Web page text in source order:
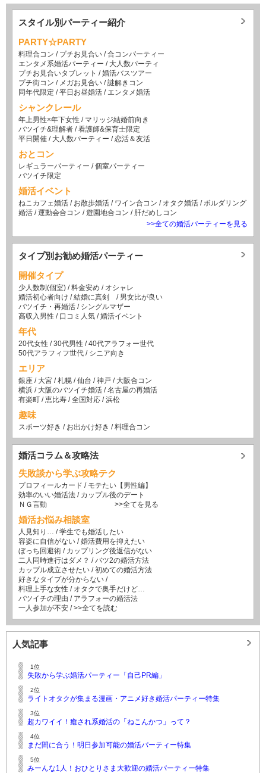
スタイル別パーティー紹介
PARTY☆PARTY
料理合コン / プチお見合い /合コンパーティー
エンタメ系婚活パーティー / 大人数パーティ
プチお見合いタブレット /婚活バスツアー
プチ街コン / メガお見合い /謎解きコン
同年代限定 /平日お昼婚活 / エンタメ婚活
シャンクレール
年上男性×年下女性 / マリッジ結婚前向き
バツイチ&理解者 /看護師&保育士限定
平日開催 / 大人数パーティー /恋活＆友活
おとコン
レギュラーパーティー /個室パーティー
バツイチ限定
婚活イベント
ねこカフェ婚活 / お散歩婚活 / ワイン合コン / オタク婚活 / ボルダリング
婚活 /運動会合コン /遊園地合コン / 肝だめしコン
>>全ての婚活パーティーを見る
タイプ別お勧め婚活パーティー
開催タイプ
少人数制(個室) /料金安め / オシャレ
婚活初心者向け /結婚に真剣 / 男女比が良い
バツイチ・再婚活 / シングルマザー
高収入男性 / 口コミ人気 /婚活イベント
年代
20代女性 /30代男性 /40代アラフォー世代
50代アラフィフ世代 / シニア向き
エリア
銀座 / 大宮 /札幌 /仙台 /神戸 / 大阪合コン
横浜 / 大阪のバツイチ婚活 /名古屋の再婚活
有楽町 /恵比寿 /全国対応 /浜松
趣味
スポーツ好き / お出かけ好き /料理合コン
婚活コラム＆攻略法
失敗談から学ぶ攻略テク
プロフィールカード / モテたい【男性編】
効率のいい婚活法 / カップル後のデート
ＮＧ言動
>>全てを見る
婚活お悩み相談室
人見知り… /学生でも婚活したい
容姿に自信がない /婚活費用を抑えたい
ぼっち回避術 / カップリング後返信がない
二人同時進行はダメ？ /バツ2の婚活方法
カップル成立させたい /初めての婚活方法
好きなタイプが分からない /
料理上手な女性 / オタクで奥手だけど…
バツイチの理由 / アラフォーの婚活法
一人参加が不安 />>全てを読む
人気記事
1位
失敗から学ぶ婚活パーティー「自己PR編」
2位
ライトオタクが集まる漫画・アニメ好き婚活パーティー特集
3位
超カワイイ！癒され系婚活の「ねこんかつ」って？
4位
まだ間に合う！明日参加可能の婚活パーティー特集
5位
みーんな1人！おひとりさま大歓迎の婚活パーティー特集